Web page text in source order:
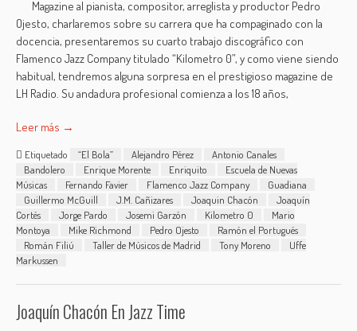
Magazine al pianista, compositor, arreglista y productor Pedro
Ojesto, charlaremos sobre su carrera que ha compaginado con la
docencia, presentaremos su cuarto trabajo discográfico con
Flamenco Jazz Company titulado “Kilometro 0”, y como viene siendo
habitual, tendremos alguna sorpresa en el prestigioso magazine de
LH Radio. Su andadura profesional comienza a los 18 años,
Leer más →
Etiquetado “El Bola” Alejandro Pérez
Antonio Canales
Bandolero
Enrique Morente Enriquito
Escuela de Nuevas
Músicas
Fernando Favier Flamenco Jazz Company
Guadiana
Guillermo McGuill
J.M. Cañizares Joaquin Chacón
Joaquín
Cortés
Jorge Pardo Josemi Garzón Kilometro 0
Mario
Montoya
Mike Richmond Pedro Ojesto
Ramón el Portugués
Román Filiú
Taller de Músicos de Madrid Tony Moreno
Uffe
Markussen
Joaquín Chacón En Jazz Time